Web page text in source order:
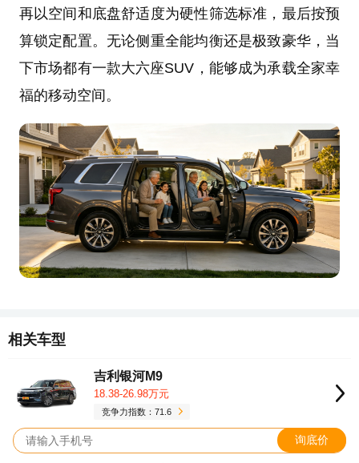
再以空间和底盘舒适度为硬性筛选标准，最后按预
算锁定配置。无论侧重全能均衡还是极致豪华，当
下市场都有一款大六座SUV，能够成为承载全家幸
福的移动空间。
相关车型
吉利银河M9
18.38-26.98万元
竞争力指数：71.6
询底价